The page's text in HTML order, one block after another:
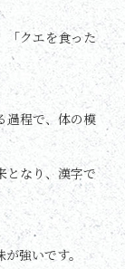
「クエを食った
過程で、体の模
となり、漢字で
強いです。